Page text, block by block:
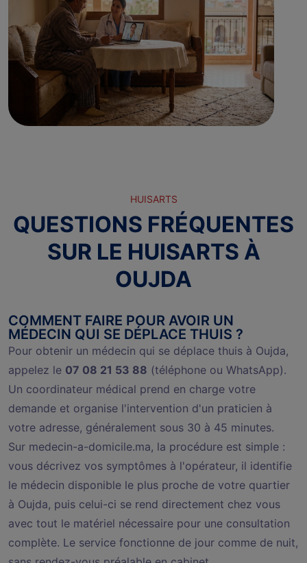
HUISARTS
QUESTIONS FRÉQUENTES
SUR LE HUISARTS À
OUJDA
COMMENT FAIRE POUR AVOIR UN
MÉDECIN QUI SE DÉPLACE THUIS ?
Pour obtenir un médecin qui se déplace thuis à Oujda,
appelez le 07 08 21 53 88 (téléphone ou WhatsApp).
Un coordinateur médical prend en charge votre
demande et organise l'intervention d'un praticien à
votre adresse, généralement sous 30 à 45 minutes.
Sur medecin-a-domicile.ma, la procédure est simple :
vous décrivez vos symptômes à l'opérateur, il identifie
le médecin disponible le plus proche de votre quartier
à Oujda, puis celui-ci se rend directement chez vous
avec tout le matériel nécessaire pour une consultation
complète. Le service fonctionne de jour comme de nuit,